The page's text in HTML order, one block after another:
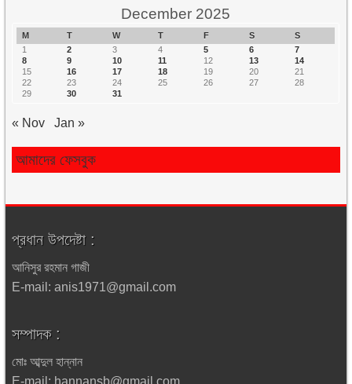
December 2025
M T W T F S
S
1
2 3 4 5 6
7
8
9 10 11 12 13
14
15
16 17 18 19 20
21
22
23 24 25 26 27
28
29
30 31
« Nov Jan »
আমাদের ফেসবুক
প্রধান উপদেষ্টা :
আনিসুর রহমান গাজী
E-mail: anis1971@gmail.com
সম্পাদক :
মোঃ আব্দুল হান্নান
E-mail: hannansb@gmail.com